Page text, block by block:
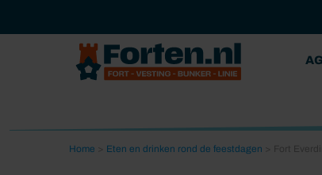
Home Eten en drinken rond de feestdagen